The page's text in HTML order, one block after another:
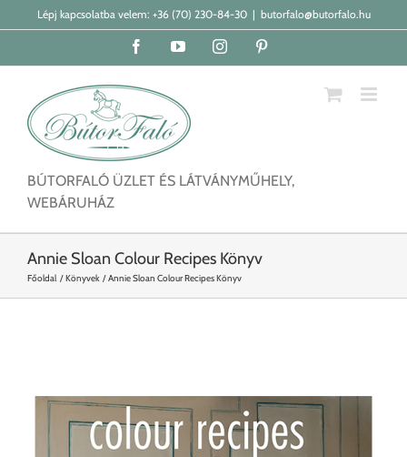
KihagyásLépj kapcsolatba velem: +36 (70) 230-84-30 | butorfalo@butorfalo.hu
FacebookYouTubeInstagram
BÚTORFALÓ ÜZLET ÉS LÁTVÁNYMŰHELY,
WEBÁRUHÁZ
Annie Sloan Colour Recipes Könyv
Főoldal Könyvek Annie Sloan Colour Recipes Könyv